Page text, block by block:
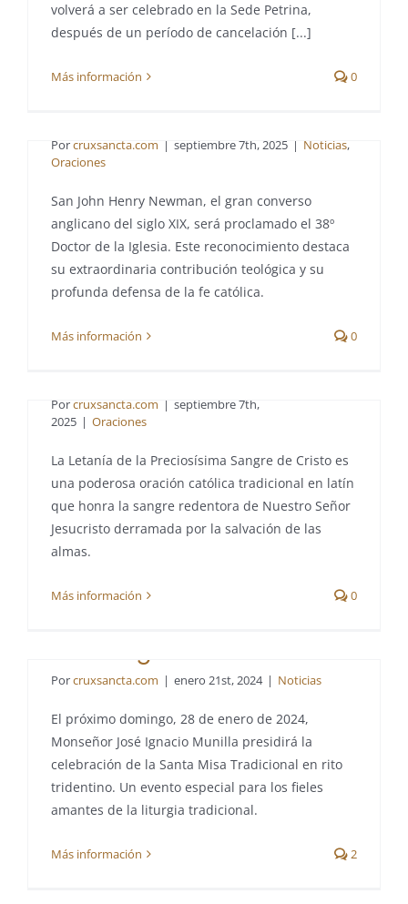
volverá a ser celebrado en la Sede Petrina,
después de un período de cancelación [...]
Más información 0
San John Henry
Newman será el 38º
Porcruxsancta.com | septiembre 7th, 2025 | Noticias,
Oraciones
San John Henry Newman, el gran converso
anglicano del siglo XIX, será proclamado el 38º
Doctor de la Iglesia. Este reconocimiento destaca
su extraordinaria contribución teológica y su
profunda defensa de la fe católica.
Más información 0
Letanía de la
Preciosísima Sangre de
Porcruxsancta.com | septiembre 7th,
2025 | Oraciones
La Letanía de la Preciosísima Sangre de Cristo es
una poderosa oración católica tradicional en latín
que honra la sangre redentora de Nuestro Señor
Jesucristo derramada por la salvación de las
almas.
Más información 0
Santa Misa Tradicional
Munilla el próximo
Porcruxsancta.com | enero 21st, 2024 | Noticias
El próximo domingo, 28 de enero de 2024,
Monseñor José Ignacio Munilla presidirá la
celebración de la Santa Misa Tradicional en rito
tridentino. Un evento especial para los fieles
amantes de la liturgia tradicional.
Más información 2
La Santa Misa
Tradicional presente en